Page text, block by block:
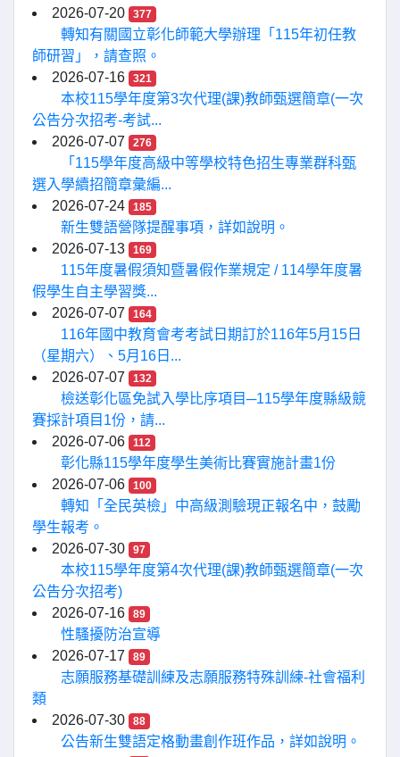
2026-07-20
377
轉知有關國立彰化師範大學辦理「115年初任教
師研習」，請查照。
2026-07-16
321
本校115學年度第3次代理(課)教師甄選簡章(一次
公告分次招考-考試...
2026-07-07
276
「115學年度高級中等學校特色招生專業群科甄
選入學續招簡章彙編...
2026-07-24
185
新生雙語營隊提醒事項，詳如說明。
2026-07-13
169
115年度暑假須知暨暑假作業規定 / 114學年度暑
假學生自主學習獎...
2026-07-07
164
116年國中教育會考考試日期訂於116年5月15日
（星期六）、5月16日...
2026-07-07
132
檢送彰化區免試入學比序項目─115學年度縣級競
賽採計項目1份，請...
2026-07-06
112
彰化縣115學年度學生美術比賽實施計畫1份
2026-07-06
100
轉知「全民英檢」中高級測驗現正報名中，鼓勵
學生報考。
2026-07-30
97
本校115學年度第4次代理(課)教師甄選簡章(一次
公告分次招考)
2026-07-16
89
性騷擾防治宣導
2026-07-17
89
志願服務基礎訓練及志願服務特殊訓練-社會福利
類
2026-07-30
88
公告新生雙語定格動畫創作班作品，詳如說明。